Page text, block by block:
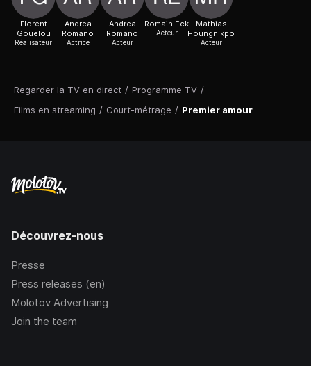
Regarder la TV en direct / Programme TV /
Films en streaming / Court-métrage / Premier amour
Florent
Gouëlou
Réalisateur
Andrea
Romano
Actrice
Andrea
Romano
Acteur
Romain Eck
Acteur
Mathias
Houngnikpo
Acteur
Découvrez-nous
Presse
Press releases (en)
Molotov Advertising
Join the team